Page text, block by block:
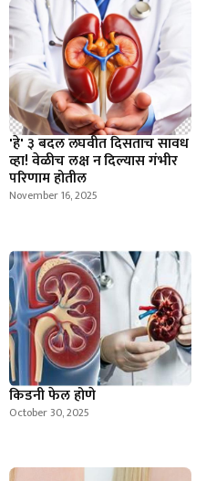
'हे' ३ बदल लघवीत दिसताच सावध
व्हा! वेळीच लक्ष न दिल्यास गंभीर
परिणाम होतील
November 16, 2025
किडनी फेल होणे
October 30, 2025